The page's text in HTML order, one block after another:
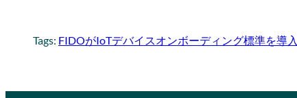
Tags: FIDOがIoTデバイスオンボーディング標準を導入